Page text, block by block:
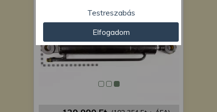
személyre szabott hirdetések és
tartalom nyújtásához, hirdetés- és
tartalomméréshez, nézettségi adatok
gyűjtéséhez, valamint termékek
kifejlesztéséhez és a termékek
javításához. Az Ön engedélyével mi és a
módszerrel szerzett pontos geolokációs
is felhasználhatunk. A megfelelő helyre
Testreszabás
Elfogadom